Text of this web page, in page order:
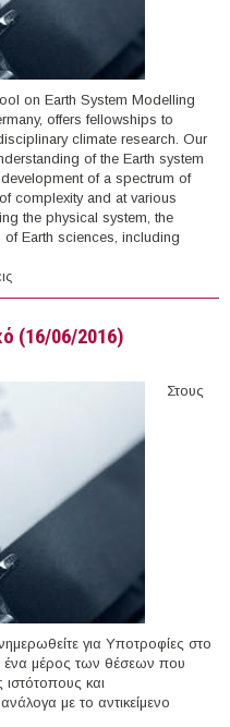
on Earth System Modelling
offers fellowships to
climate research. Our
of the Earth system
of a spectrum of
complexity and at various
the physical system, the
Earth sciences, including
in Interdisciplinary Climate
Max Planck Research School on
(16/06/2016)
Στους
για Υποτροφίες στο
ένα μέρος των θέσεων που
και
με το αντικείμενο